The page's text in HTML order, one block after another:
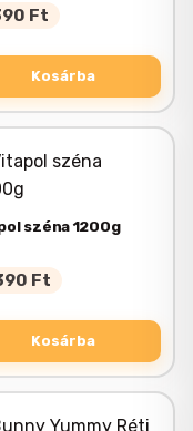
Ft
Kosárba
széna 1200g
Ft
Kosárba